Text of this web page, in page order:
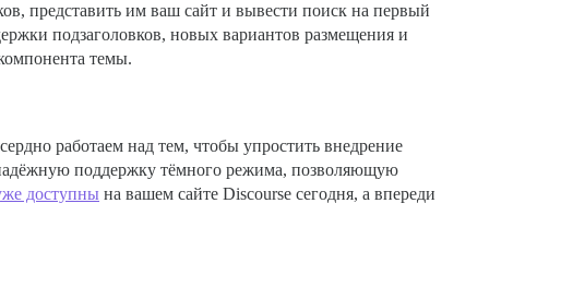
представить им ваш сайт и вывести поиск на первый
подзаголовков, новых вариантов размещения и
темы.
работаем над тем, чтобы упростить внедрение
поддержку тёмного режима, позволяющую
доступны на вашем сайте Discourse сегодня, а впереди